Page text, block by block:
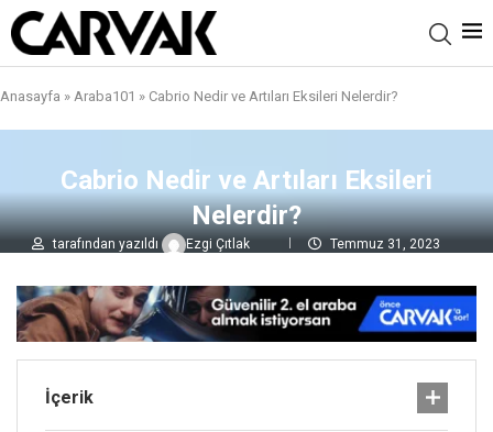
Anasayfa » Araba101 » Cabrio Nedir ve Artıları Eksileri Nelerdir?
Cabrio Nedir ve Artıları Eksileri
Nelerdir?
tarafından yazıldı Ezgi Çıtlak
Temmuz 31, 2023
İçerik